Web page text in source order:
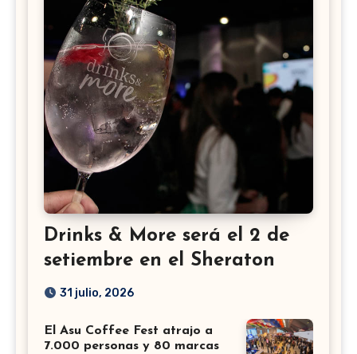
Drinks & More será el 2 de
setiembre en el Sheraton
31 julio, 2026
El Asu Coffee Fest atrajo a
7.000 personas y 80 marcas